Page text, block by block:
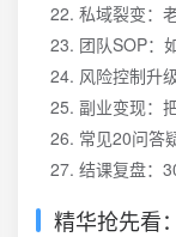
私域裂变：
团队SOP：
风险控制升
副业变现：
常见20问答
结课复盘：
精华抢先看